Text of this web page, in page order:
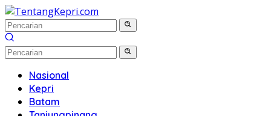
Langsung
ke
konten
Nasional
Kepri
Batam